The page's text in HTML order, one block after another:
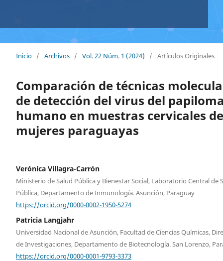
Inicio / Archivos / Vol. 22 Núm. 1 (2024) / Artículos Originales
Comparación de técnicas
de detección del virus del
humano en muestras cervicales de
mujeres paraguayas
Verónica Villagra-Carrón
Ministerio de Salud Pública y Bienestar Social, Laboratorio Central de
Pública, Departamento de Inmunología. Asunción, Paraguay
https://orcid.org/0000-0002-1950-5274
Patricia Langjahr
Universidad Nacional de Asunción, Facultad de Ciencias Químicas,
de Investigaciones, Departamento de Biotecnología. San Lorenzo,
https://orcid.org/0000-0001-9793-3373